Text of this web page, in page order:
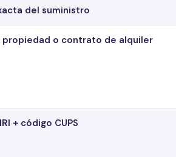
del suministro
propiedad o contrato de alquiler
+ código CUPS